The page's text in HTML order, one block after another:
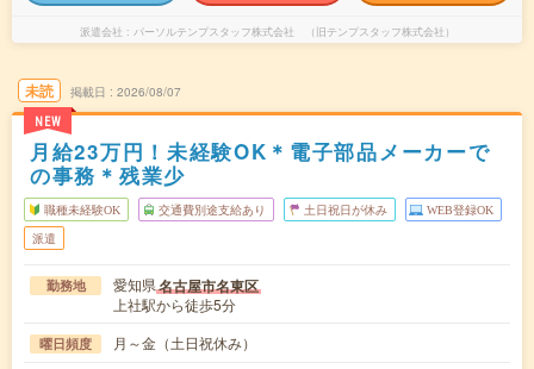
派遣会社 パーソルテンプスタッフ株式会社 （旧テンプスタッフ株式会社）
未読
NEW
掲載日 2026/08/07
月給23万円！未経験OK＊電子部品メーカーで
の事務＊残業少
職種未経験OK 交通費別途支給あり 土日祝日が休み WEB登録OK
派遣
勤務地 愛知県名古屋市名東区
上社駅から徒歩5分
曜日頻度 月～金（土日祝休み）